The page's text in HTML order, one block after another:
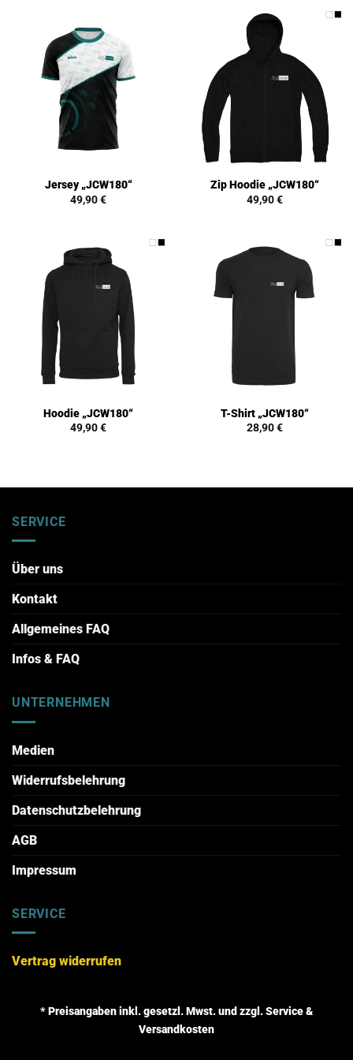
Jersey „JCW180“
49,90€
Zip Hoodie „JCW180“
49,90€
Hoodie „JCW180“
49,90€
T-Shirt „JCW180“
28,90€
SERVICE
Über uns
Kontakt
Allgemeines FAQ
Infos & FAQ
UNTERNEHMEN
Medien
Widerrufsbelehrung
Datenschutzbelehrung
AGB
Impressum
SERVICE
Vertrag widerrufen
* Preisangaben inkl. gesetzl. Mwst. und zzgl. Service &
Versandkosten